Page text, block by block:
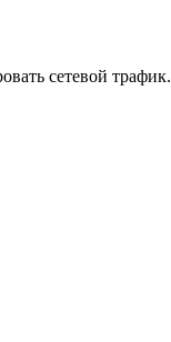
сетевой трафик.